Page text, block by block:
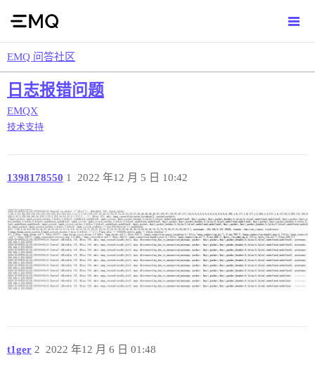
EMQ 问答社区
日志报错问题
EMQX
技术支持
1398178550 2022 年12 月 5 日 10:42
1
t1ger 2022 年12 月 6 日 01:48
2